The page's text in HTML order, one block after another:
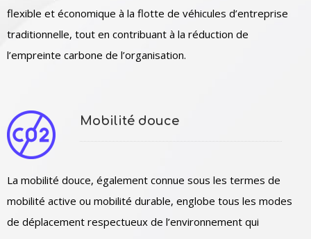
flexible et économique à la flotte de véhicules d’entreprise
traditionnelle, tout en contribuant à la réduction de
l’empreinte carbone de l’organisation.
Mobilité douce
La mobilité douce, également connue sous les termes de
mobilité active ou mobilité durable, englobe tous les modes
de déplacement respectueux de l’environnement qui